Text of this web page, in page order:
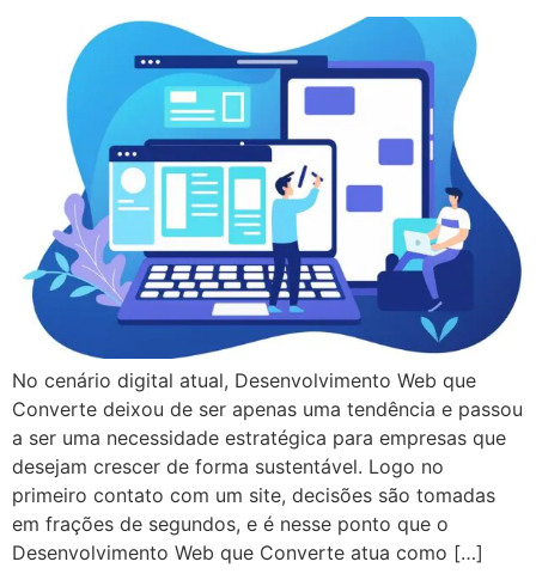
No cenário digital atual, Desenvolvimento Web que
Converte deixou de ser apenas uma tendência e passou
a ser uma necessidade estratégica para empresas que
desejam crescer de forma sustentável. Logo no
primeiro contato com um site, decisões são tomadas
em frações de segundos, e é nesse ponto que o
Desenvolvimento Web que Converte atua como […]